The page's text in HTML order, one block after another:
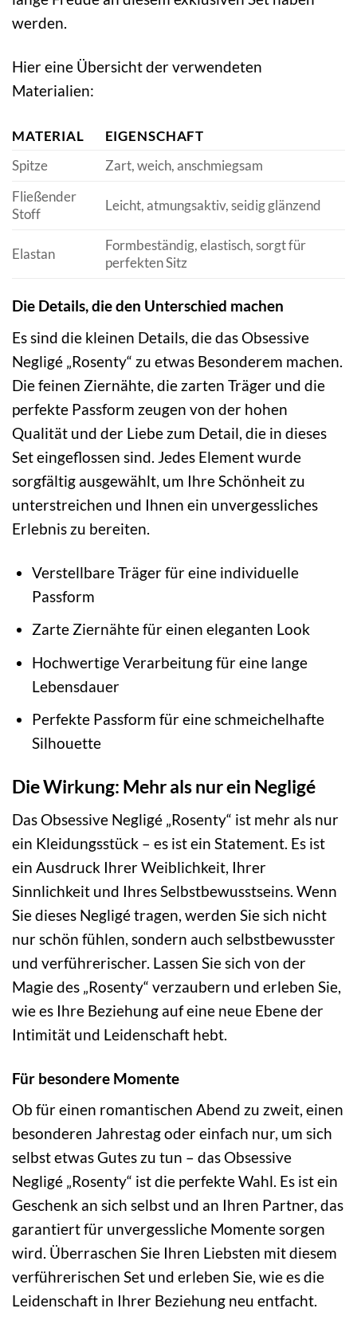
werden.
Hier eine Übersicht der verwendeten
Materialien:
MATERIAL
EIGENSCHAFT
Spitze
Zart, weich, anschmiegsam
Fließender
Stoff
Leicht, atmungsaktiv, seidig glänzend
Elastan
Formbeständig, elastisch, sorgt für
perfekten Sitz
Die Details, die den Unterschied machen
Es sind die kleinen Details, die das Obsessive
Negligé „Rosenty“ zu etwas Besonderem machen.
Die feinen Ziernähte, die zarten Träger und die
perfekte Passform zeugen von der hohen
Qualität und der Liebe zum Detail, die in dieses
Set eingeflossen sind. Jedes Element wurde
sorgfältig ausgewählt, um Ihre Schönheit zu
unterstreichen und Ihnen ein unvergessliches
Erlebnis zu bereiten.
Verstellbare Träger für eine individuelle
Passform
Zarte Ziernähte für einen eleganten Look
Hochwertige Verarbeitung für eine lange
Lebensdauer
Perfekte Passform für eine schmeichelhafte
Silhouette
Die Wirkung: Mehr als nur ein Negligé
Das Obsessive Negligé „Rosenty“ ist mehr als nur
ein Kleidungsstück – es ist ein Statement. Es ist
ein Ausdruck Ihrer Weiblichkeit, Ihrer
Sinnlichkeit und Ihres Selbstbewusstseins. Wenn
Sie dieses Negligé tragen, werden Sie sich nicht
nur schön fühlen, sondern auch selbstbewusster
und verführerischer. Lassen Sie sich von der
Magie des „Rosenty“ verzaubern und erleben Sie,
wie es Ihre Beziehung auf eine neue Ebene der
Intimität und Leidenschaft hebt.
Für besondere Momente
Ob für einen romantischen Abend zu zweit, einen
besonderen Jahrestag oder einfach nur, um sich
selbst etwas Gutes zu tun – das Obsessive
Negligé „Rosenty“ ist die perfekte Wahl. Es ist ein
Geschenk an sich selbst und an Ihren Partner, das
garantiert für unvergessliche Momente sorgen
wird. Überraschen Sie Ihren Liebsten mit diesem
verführerischen Set und erleben Sie, wie es die
Leidenschaft in Ihrer Beziehung neu entfacht.